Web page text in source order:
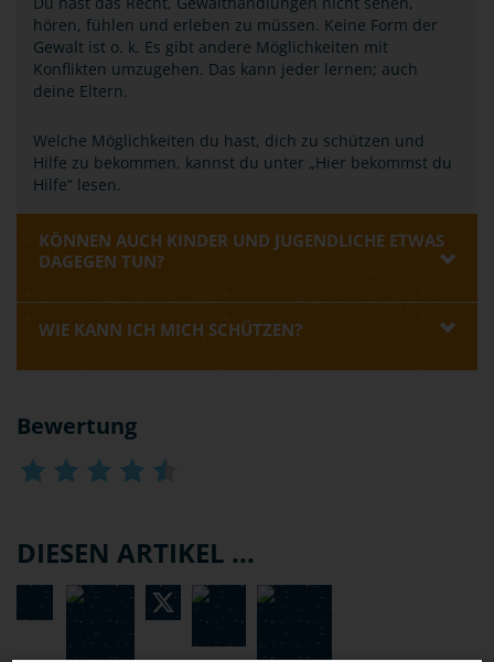
hören, fühlen und erleben zu müssen. Keine Form der
Gewalt ist o. k. Es gibt andere Möglichkeiten mit
Konflikten umzugehen. Das kann jeder lernen; auch
deine Eltern.
Welche Möglichkeiten du hast, dich zu schützen und
Hilfe zu bekommen, kannst du unter „Hier bekommst du
Hilfe“ lesen.
KÖNNEN AUCH KINDER UND JUGENDLICHE ETWAS
DAGEGEN TUN?
WIE KANN ICH MICH SCHÜTZEN?
Bewertung
DIESEN ARTIKEL ...